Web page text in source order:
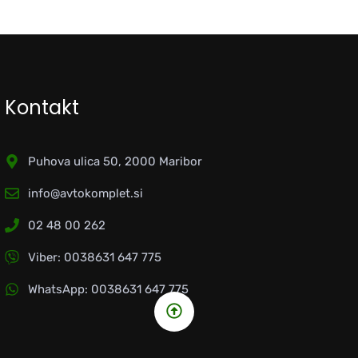
Kontakt
Puhova ulica 50, 2000 Maribor
info@avtokomplet.si
02 48 00 262
Viber: 0038631 647 775
WhatsApp: 0038631 647 775